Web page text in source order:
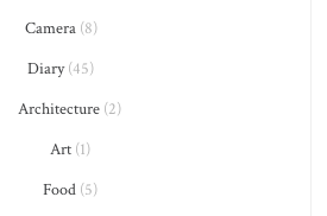
Camera(8)
Diary(45)
Architecture (2)
Art(1)
Food(5)